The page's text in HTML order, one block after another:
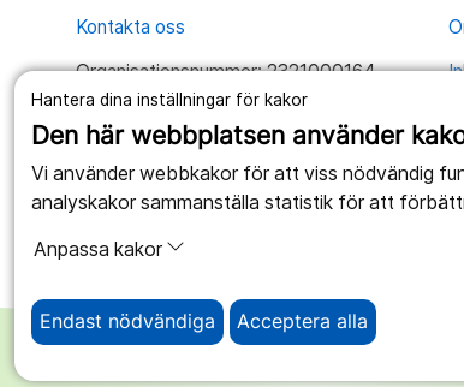
Hantera dina inställningar för kakor
Den här webbplatsen använder
Vi använder webbkakor för att viss nödvändig
analyskakor sammanställa statistik för att
Anpassa kakor
Endast nödvändiga Acceptera alla
Kontakta oss
Organisationsnummer: 2321000164
Tillsammans skapar vi ett bättre liv